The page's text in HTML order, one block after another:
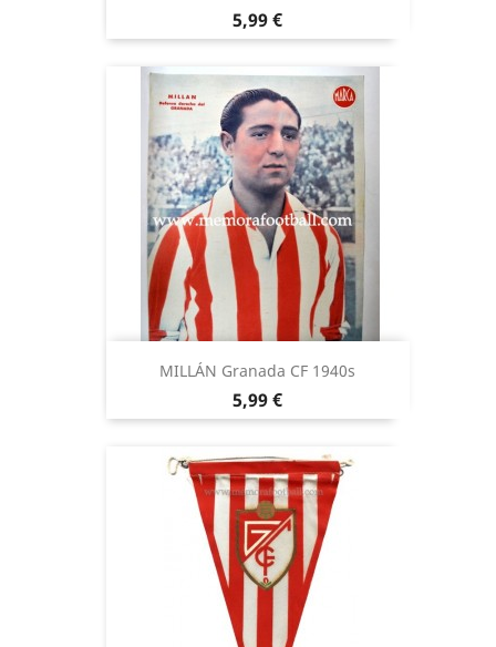
Precio
5,99 €
MILLÁN Granada CF 1940s
Precio
5,99 €